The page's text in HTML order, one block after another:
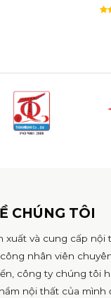
CHÚNG TÔI
xuất và cung cấp nội
nhân viên
công ty chúng tôi
nội thất của mình